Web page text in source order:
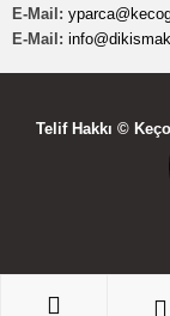
E-Mail:
E-Mail:
Telif Hakkı ©